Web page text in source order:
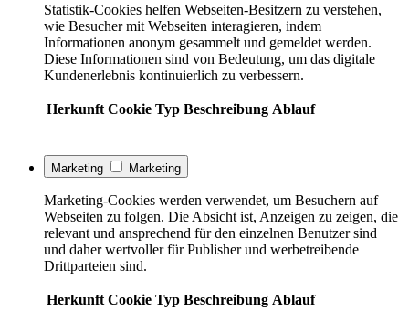
Statistik-Cookies helfen Webseiten-Besitzern zu verstehen,
wie Besucher mit Webseiten interagieren, indem
Informationen anonym gesammelt und gemeldet werden.
Diese Informationen sind von Bedeutung, um das digitale
Kundenerlebnis kontinuierlich zu verbessern.
Herkunft Cookie Typ Beschreibung Ablauf
Marketing Marketing
Marketing-Cookies werden verwendet, um Besuchern auf
Webseiten zu folgen. Die Absicht ist, Anzeigen zu zeigen, die
relevant und ansprechend für den einzelnen Benutzer sind
und daher wertvoller für Publisher und werbetreibende
Drittparteien sind.
Herkunft Cookie Typ Beschreibung Ablauf